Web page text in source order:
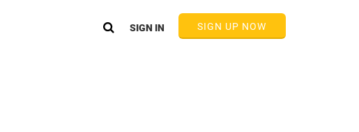
SIGN UP NOW
SIGN IN